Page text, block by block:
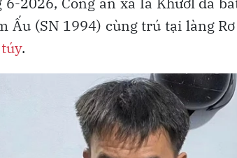
Ấu (SN 1994) cùng trú tại làng
.